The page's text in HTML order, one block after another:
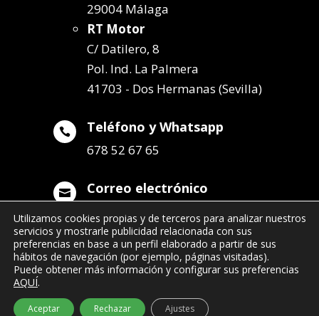
29004 Málaga
RT Motor
C/ Datilero, 8
Pol. Ind. La Palmera
41703 - Dos Hermanas (Sevilla)
 Teléfono y Whatsapp
678 52 67 65
 Correo electrónico
info@remolqueszabala.com
- info@remolqueszabala.com
Utilizamos cookies propias y de terceros para analizar nuestros
servicios y mostrarle publicidad relacionada con sus
preferencias en base a un perfil elaborado a partir de sus
hábitos de navegación (por ejemplo, páginas visitadas).
Puede obtener más información y configurar sus preferencias
AQUÍ.
Aceptar Rechazar Ajustes